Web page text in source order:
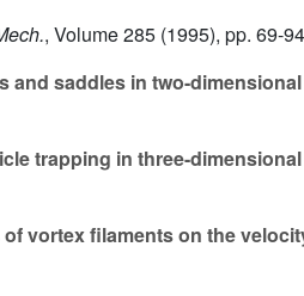
, Volume 285 (1995), pp. 69-94
and saddles in two-
trapping in three-
of vortex filaments on the